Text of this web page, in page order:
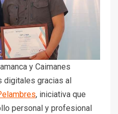
y Caimanes
gracias al
, iniciativa que
personal y profesional